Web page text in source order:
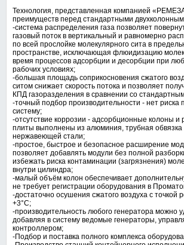
Технология, представленная компанией
преимуществ перед стандартными
-система распределения газа позволяет
газовый поток в вертикальный и равномерно
по всей прослойке молекулярного сита в
пространстве, исключающая флюидизацию
время процессов адсорбции и десорбции при
рабочих условиях;
-большая площадь соприкосновения сжатого
ситом снижает скорость потока и позволяет
КПД газоразделения в сравнении со
-точный подбор производительности - нет риска
систему;
-отсутствие коррозии - адсорбционные колоны и
плиты выполнены из алюминия, трубная обвязка
нержавеющей стали;
-простое, быстрое и безопасное расширение
позволяет добавлять модули без полной
избежать риска контаминации (загрязнения)
внутри цилиндра;
-малый объём колон обеспечивает
не требует регистрации оборудования в
-достаточно осушения сжатого воздуха с точкой
+3°С;
-производительность любого генератора можно
добавляя в систему ведомые генераторы,
контроллером;
-Подбор и поставка полного комплекса